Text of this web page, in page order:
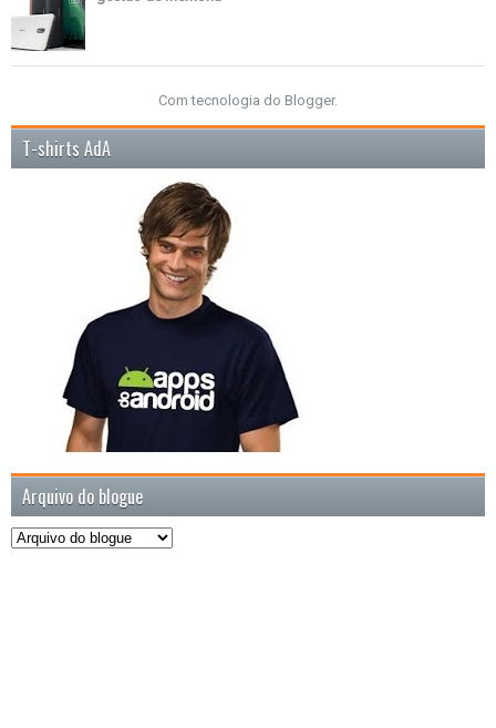
Com tecnologia do Blogger.
T-shirts AdA
Arquivo do blogue